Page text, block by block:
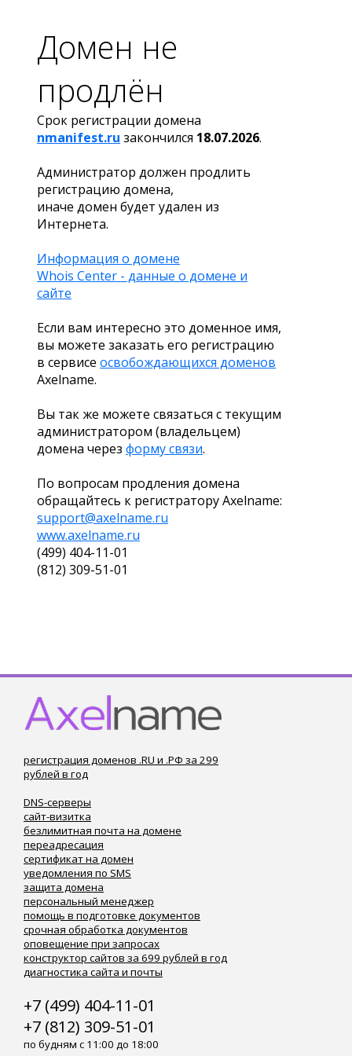
Домен не
продлён
Срок регистрации домена
nmanifest.ru закончился 18.07.2026.
Администратор должен продлить
регистрацию домена,
иначе домен будет удален из
Интернета.
Информация о домене
Whois Center - данные о домене и
сайте
Если вам интересно это доменное имя,
вы можете заказать его регистрацию
в сервисе освобождающихся доменов
Axelname.
Вы так же можете связаться с текущим
администратором (владельцем)
домена через форму связи.
По вопросам продления домена
обращайтесь к регистратору Axelname:
support@axelname.ru
www.axelname.ru
(499) 404-11-01
(812) 309-51-01
регистрация доменов .RU и .РФ за 299
рублей в год
DNS-серверы
сайт-визитка
безлимитная почта на домене
переадресация
сертификат на домен
уведомления по SMS
защита домена
персональный менеджер
помощь в подготовке документов
срочная обработка документов
оповещение при запросах
конструктор сайтов за 699 рублей в год
диагностика сайта и почты
+7 (499) 404-11-01
+7 (812) 309-51-01
по будням с 11:00 до 18:00